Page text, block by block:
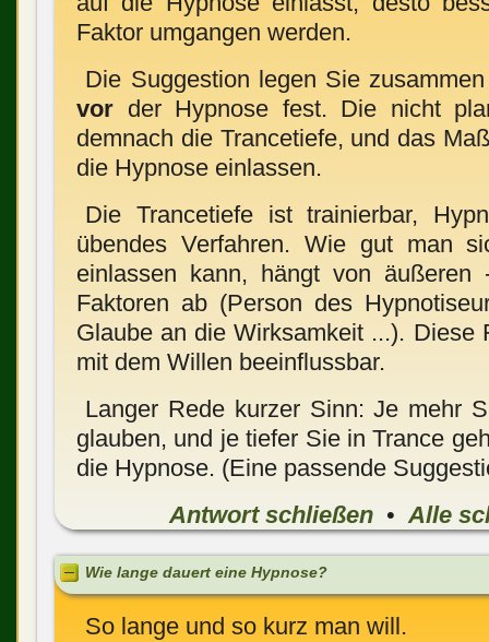
Faktor umgangen werden.
Die Suggestion legen Sie
vor der Hypnose fest. Die nicht
demnach die Trancetiefe, und das
die Hypnose einlassen.
Die Trancetiefe ist trainierbar,
übendes Verfahren. Wie gut man
einlassen kann, hängt von äußeren
Faktoren ab (Person des
Glaube an die Wirksamkeit ...). Diese
mit dem Willen beeinflussbar.
Langer Rede kurzer Sinn: Je mehr
glauben, und je tiefer Sie in Trance
die Hypnose. (Eine passende
Antwort schließen •Alle
Wie lange dauert eine Hypnose?
So lange und so kurz man will.